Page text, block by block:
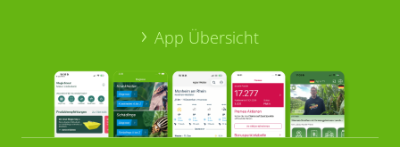
App Übersicht